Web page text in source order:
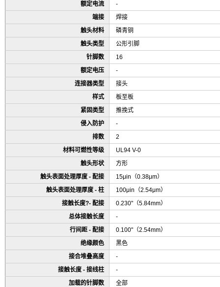
额定电流
-
端接
焊接
触头材料
磷青铜
触头类型
公形引脚
针脚数
16
额定电压
-
连接器类型
接头
样式
板至板
紧固类型
推挽式
侵入防护
-
排数
2
材料可燃性等级
UL94 V-0
触头形状
方形
触头表面处理厚度 - 配接
15μin（0.38μm）
触头表面处理厚度 - 柱
100μin（2.54μm）
接触长度?- 配接
0.230"（5.84mm）
总体接触长度
-
行间距 - 配接
0.100"（2.54mm）
绝缘颜色
黑色
接合堆叠高度
-
接触长度 - 接线柱
-
加载的针脚数
全部